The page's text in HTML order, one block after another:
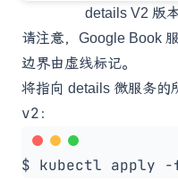
details V2 版
请注意，Google Book
边界由虚线标记。
将指向 details 微服务的
v2 ：